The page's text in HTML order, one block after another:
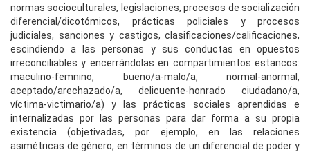
normas socioculturales, legislaciones, procesos de socialización
diferencial/dicotómicos, prácticas policiales y procesos
judiciales, sanciones y castigos, clasificaciones/calificaciones,
escindiendo a las personas y sus conductas en opuestos
irreconciliables y encerrándolas en compartimientos estancos:
maculino-femnino, bueno/a-malo/a, normal-anormal,
aceptado/arechazado/a, delicuente-honrado ciudadano/a,
víctima-victimario/a) y las prácticas sociales aprendidas e
internalizadas por las personas para dar forma a su propia
existencia (objetivadas, por ejemplo, en las relaciones
asimétricas de género, en términos de un diferencial de poder y